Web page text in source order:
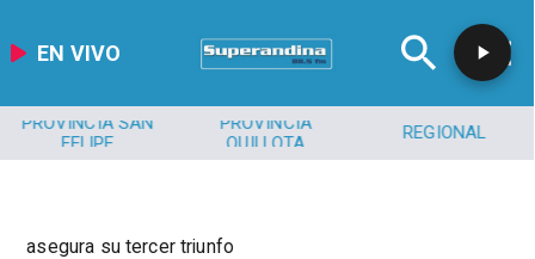
EN VIVO
PROVINCIA SAN
FELIPE
PROVINCIA
QUILLOTA
REGIONAL
asegura su tercer triunfo